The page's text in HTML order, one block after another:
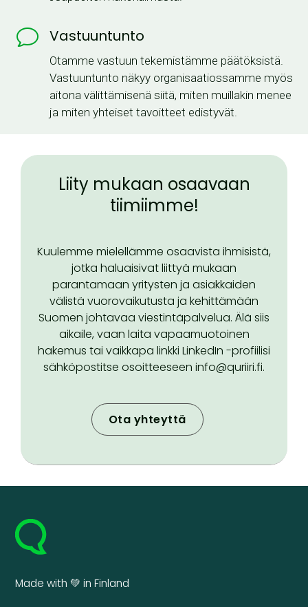
v Vastuuntunto
Otamme vastuun tekemistämme päätöksistä.
Vastuuntunto näkyy organisaatiossamme myös
aitona välittämisenä siitä, miten muillakin menee
ja miten yhteiset tavoitteet edistyvät.
Liity mukaan osaavaan
tiimiimme!
Kuulemme mielellämme osaavista ihmisistä,
jotka haluaisivat liittyä mukaan
parantamaan yritysten ja asiakkaiden
välistä vuorovaikutusta ja kehittämään
Suomen johtavaa viestintäpalvelua. Älä siis
aikaile, vaan laita vapaamuotoinen
hakemus tai vaikkapa linkki LinkedIn -profiilisi
sähköpostitse osoitteeseen info@quriiri.fi.
Ota yhteyttä
Made with 💚 in Finland